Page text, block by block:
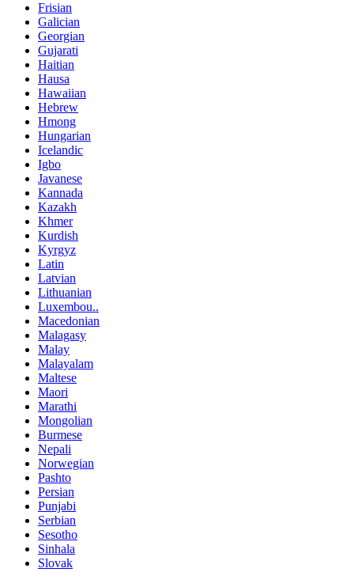
Frisian
Galician
Georgian
Gujarati
Haitian
Hausa
Hawaiian
Hebrew
Hmong
Hungarian
Icelandic
Igbo
Javanese
Kannada
Kazakh
Khmer
Kurdish
Kyrgyz
Latin
Latvian
Lithuanian
Luxembou..
Macedonian
Malagasy
Malay
Malayalam
Maltese
Maori
Marathi
Mongolian
Burmese
Nepali
Norwegian
Pashto
Persian
Punjabi
Serbian
Sesotho
Sinhala
Slovak